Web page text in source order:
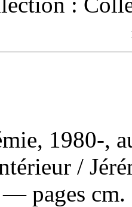
1980-,
/
pages cm.